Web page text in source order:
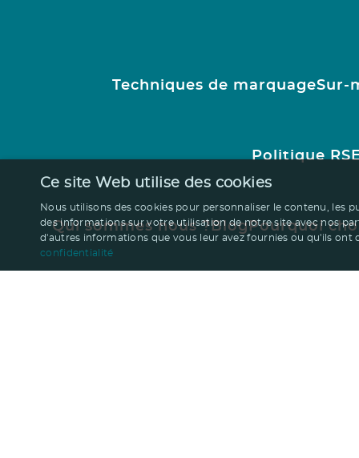
Techniques de marquageSur-
Politique
Qui sommes nous ?BlogPourquoi
Ce site Web utilise des cookies
Nous utilisons des cookies pour personnaliser le contenu, les
des informations sur votre utilisation de notre site avec nos
d'autres informations que vous leur avez fournies ou qu'ils
confidentialité